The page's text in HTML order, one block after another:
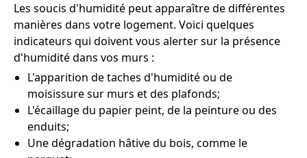
Les soucis d'humidité peut apparaître de différentes
manières dans votre logement. Voici quelques
indicateurs qui doivent vous alerter sur la présence
d'humidité dans vos murs :
L'apparition de taches d'humidité ou de
moisissure sur murs et des plafonds;
L'écaillage du papier peint, de la peinture ou des
enduits;
Une dégradation hâtive du bois, comme le